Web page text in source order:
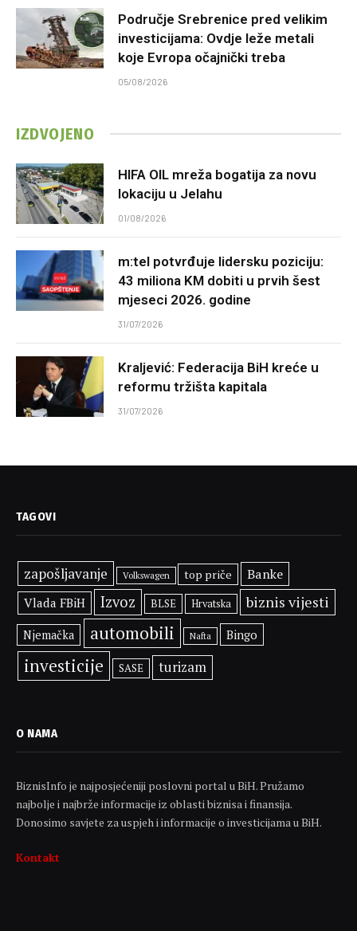
Područje Srebrenice pred velikim
investicijama: Ovdje leže metali
koje Evropa očajnički treba
05/08/2026
IZDVOJENO
HIFA OIL mreža bogatija za novu
lokaciju u Jelahu
01/08/2026
m:tel potvrđuje lidersku poziciju:
43 miliona KM dobiti u prvih šest
mjeseci 2026. godine
31/07/2026
Kraljević: Federacija BiH kreće u
reformu tržišta kapitala
31/07/2026
TAGOVI
zapošljavanje Volkswagen top priče Banke
Vlada FBiH Izvoz BLSE Hrvatska biznis vijesti
Njemačka automobili Nafta Bingo
investicije SASE turizam
O NAMA
BiznisInfo je najposjećeniji poslovni portal u BiH. Pružamo
najbolje i najbrže informacije iz oblasti biznisa i finansija.
Donosimo savjete za uspjeh i informacije o investicijama u BiH.
Kontakt